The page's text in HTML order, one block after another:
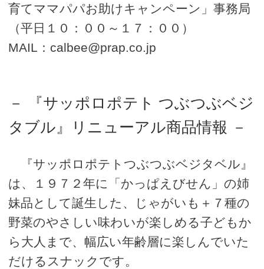
育てママパパお助けキャンペーン」事務局
（平日１０：００～１７：００）
MAIL：calbee@prap.co.jp
－ 『サッポロポテト つぶつぶベジ
タブル』リニューアル商品情報 －
『サッポロポテトつぶつぶベジタベル』
は、１９７２年に「かっぱえびせん」の姉
妹品として誕生した、じゃがいも＋７種の
野菜のやさしい味わいが楽しめる子どもか
ら大人まで、幅広い年齢層に楽しんでいた
だけるスナックです。